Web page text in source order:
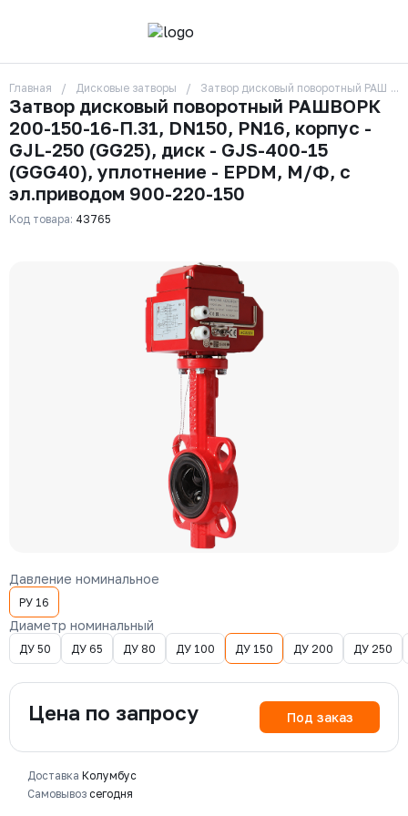
О компании
Контакты
Бренды
Отзывы
Сотрудники
Вакансии
Доставка
Оплата
+7 (495) 215-24-81zakaz325@ks-rus.com
Email для связи
Одинцово, Внуковская 9, пав. 31
Главная Дисковые затворы Затвор дисковый поворотный
Затвор дисковый поворотный РАШВОРК
200-150-16-П.31, DN150, PN16, корпус -
GJL-250 (GG25), диск - GJS-400-15
(GGG40), уплотнение - EPDM, М/Ф, с
эл.приводом 900-220-150
Код товара: 43765
Давление номинальное
РУ 16
Диаметр номинальный
ДУ 50 ДУ 65 ДУ 80 ДУ 100 ДУ 150 ДУ 200 ДУ 250
Цена по запросу Под заказ
Доставка Колумбус
Самовывоз сегодня